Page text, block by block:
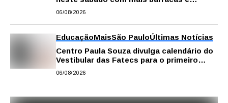
novidades em decoração e atrações
06/08/2026
EducaçãoMaisSão PauloÚltimas Notícias
Centro Paula Souza divulga calendário do
Vestibular das Fatecs para o primeiro
semestre de 2027
06/08/2026